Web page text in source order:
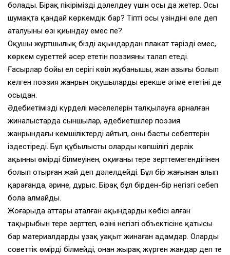
болады. Бірақ пікірімізді дәлелдеу үшін осы да жетер. Осы
шумақта қандай көркемдік бар? Тіпті осы үзіндінің өлең деп
аталуының өзі қиындау емес пе?
Оқушы жұртшылық біздің ақындардан плакат тәрізді емес,
көркем суреттей әсер ететін поэзияны талап етеді.
Ғасырлар бойы ел серігі көңіл жұбанышы, жан азығы болып
келген поэзия жанрын оқушылардың ерекше әңгіме ететіні де
осыдан.
Әдебиетіміздің күрделі мәселелерін талқылауға арналған
жиналыстарда сыншылар, әдебиетшілер поэзия
жанрындағы кемшіліктерді айтып, оның басты себептерін
іздестіреді. Бұл құбылысты олардың көпшілігі дерлік
ақынның өмірді білмеуінен, оқиғаны терең зерттемегендігінен
болып отырған жай деп дәлелдейді. Бұл бір жағынан алып
қарағанда, әрине, дұрыс. Бірақ бұл бірден-бір негізгі себеп
бола алмайды.
Жоғарыда аттары аталған ақындардың көбісі алған
тақырыбын терең зерттеп, өзінің негізгі объектісіне қатысы
бар материалдарды ұзақ уақыт жинаған адамдар. Оларды
советтік өмірді білмейді, онан жырақ жүрген жандар деп те